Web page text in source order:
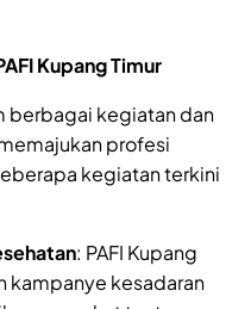
Kupang Timur
berbagai kegiatan dan
profesi
kegiatan terkini
: PAFI Kupang
kampanye kesadaran